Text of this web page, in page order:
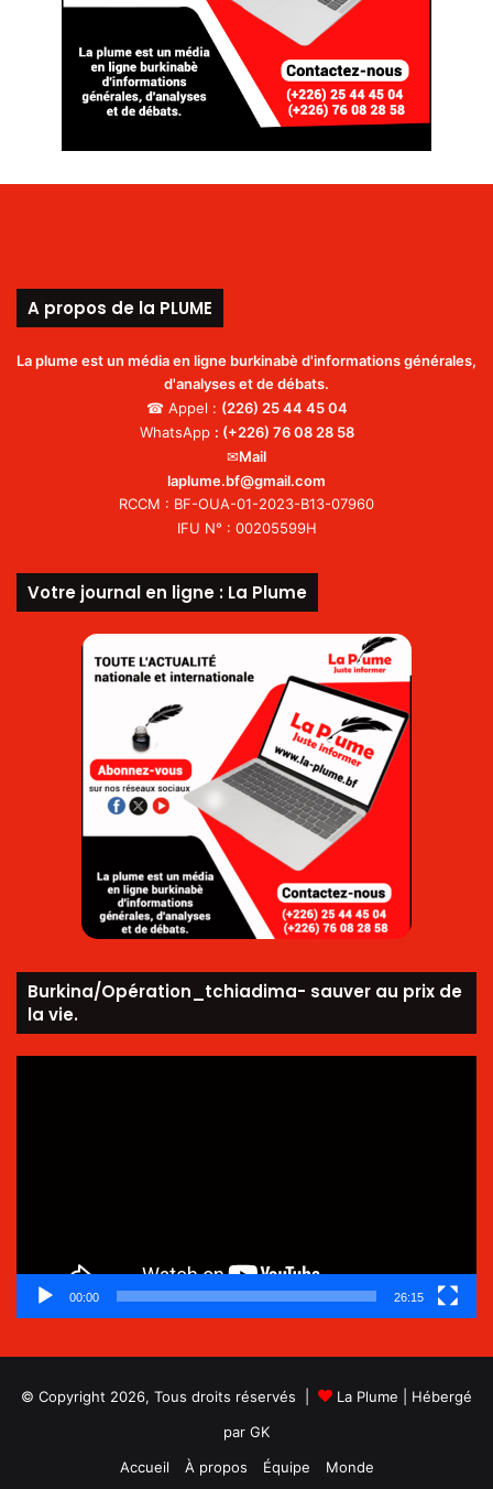
A propos de la PLUME
La plume est un média en ligne burkinabè d'informations générales,
d'analyses et de débats.
☎ Appel : (226) 25 44 45 04
WhatsApp : (+226) 76 08 28 58
✉Mail
laplume.bf@gmail.com
RCCM : BF-OUA-01-2023-B13-07960
IFU N° : 00205599H
Votre journal en ligne : La Plume
Burkina/Opération_tchiadima- sauver au prix de
la vie.
00:00 26:15
© Copyright 2026, Tous droits réservés | La Plume | Hébergé
par GK
Accueil
À propos Équipe Monde